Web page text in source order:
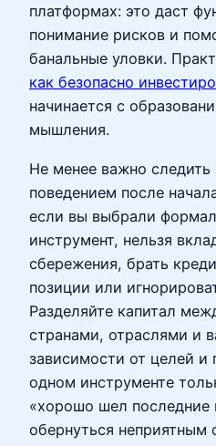
платформах: это даст
понимание рисков и
банальные уловки.
как безопасно
начинается с
мышления.
Не менее важно следить
поведением после
если вы выбрали
инструмент, нельзя
сбережения, брать
позиции или
Разделяйте капитал
странами, отраслями и
зависимости от целей и
одном инструменте
«хорошо шел
обернуться неприятным